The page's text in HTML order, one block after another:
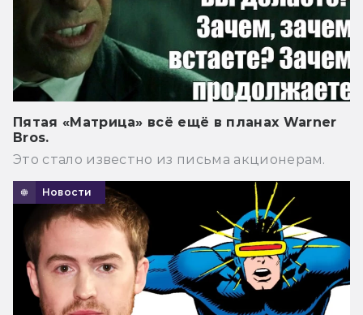
Пятая «Матрица» всё ещё в планах Warner
Bros.
Это стало известно из письма акционерам.
Новости